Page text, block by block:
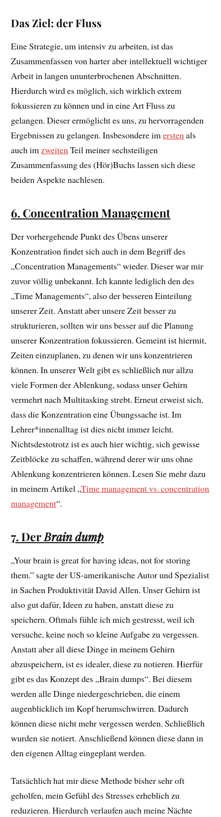
Das Ziel: der Fluss
Eine Strategie, um intensiv zu arbeiten, ist das
Zusammenfassen von harter aber intellektuell wichtiger
Arbeit in langen ununterbrochenen Abschnitten.
Hierdurch wird es möglich, sich wirklich extrem
fokussieren zu können und in eine Art Fluss zu
gelangen. Dieser ermöglicht es uns, zu hervorragenden
Ergebnissen zu gelangen. Insbesondere imersten als
auch im zweiten Teil meiner sechsteiligen
Zusammenfassung des (Hör)Buchs lassen sich diese
beiden Aspekte nachlesen.
6. Concentration Management
Der vorhergehende Punkt des Übens unserer
Konzentration findet sich auch in dem Begriff des
„Concentration Managements“ wieder. Dieser war mir
zuvor völlig unbekannt. Ich kannte lediglich den des
„Time Managements“, also der besseren Einteilung
unserer Zeit. Anstatt aber unsere Zeit besser zu
strukturieren, sollten wir uns besser auf die Planung
unserer Konzentration fokussieren. Gemeint ist hiermit,
Zeiten einzuplanen, zu denen wir uns konzentrieren
können. In unserer Welt gibt es schließlich nur allzu
viele Formen der Ablenkung, sodass unser Gehirn
vermehrt nach Multitasking strebt. Erneut erweist sich,
dass die Konzentration eine Übungssache ist. Im
Lehrer*innenalltag ist dies nicht immer leicht.
Nichtsdestotrotz ist es auch hier wichtig, sich gewisse
Zeitblöcke zu schaffen, während derer wir uns ohne
Ablenkung konzentrieren können. Lesen Sie mehr dazu
in meinem Artikel „Time management vs. concentration
management“.
7. DerBrain dump
„Your brain is great for having ideas, not for storing
them.” sagte der US-amerikanische Autor und Spezialist
in Sachen Produktivität David Allen. Unser Gehirn ist
also gut dafür, Ideen zu haben, anstatt diese zu
speichern. Oftmals fühle ich mich gestresst, weil ich
versuche, keine noch so kleine Aufgabe zu vergessen.
Anstatt aber all diese Dinge in meinem Gehirn
abzuspeichern, ist es idealer, diese zu notieren. Hierfür
gibt es das Konzept des „Brain dumps“. Bei diesem
werden alle Dinge niedergeschrieben, die einem
augenblicklich im Kopf herumschwirren. Dadurch
können diese nicht mehr vergessen werden. Schließlich
wurden sie notiert. Anschließend können diese dann in
den eigenen Alltag eingeplant werden.
Tatsächlich hat mir diese Methode bisher sehr oft
geholfen, mein Gefühl des Stresses erheblich zu
reduzieren. Hierdurch verlaufen auch meine Nächte